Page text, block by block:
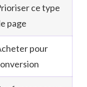
ce type
page
pour